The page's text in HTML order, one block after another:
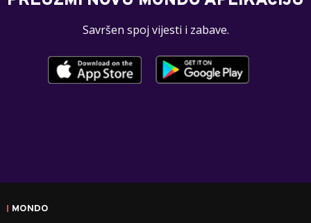
Savršen spoj vijesti i zabave.
MONDO